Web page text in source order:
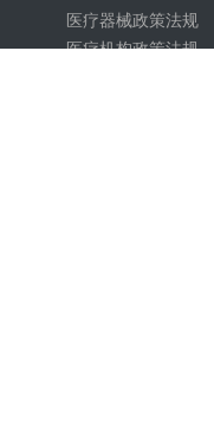
医疗器械政策法规
医疗机构政策法规